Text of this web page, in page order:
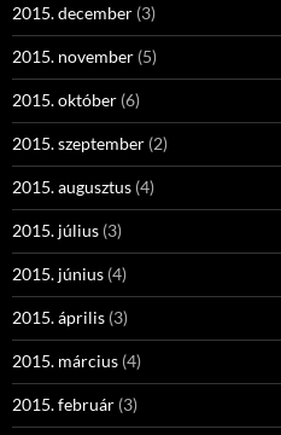
2015. december (3)
2015. november (5)
2015. október (6)
2015. szeptember (2)
2015. augusztus (4)
2015. július (3)
2015. június (4)
2015. április (3)
2015. március (4)
2015. február (3)